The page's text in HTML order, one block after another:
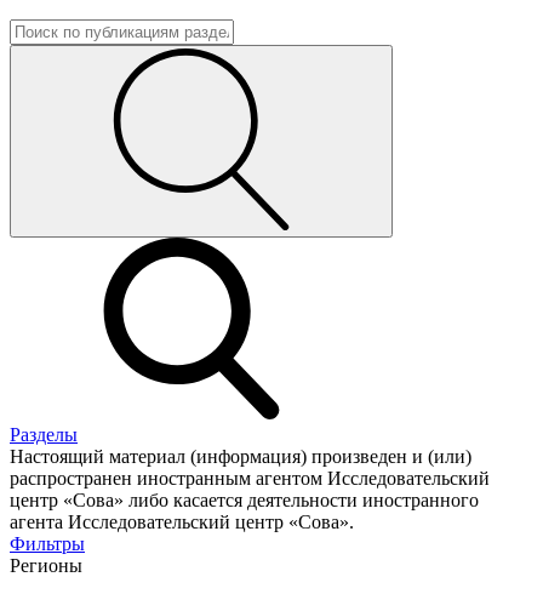
Разделы
Настоящий материал (информация) произведен и (или)
распространен иностранным агентом Исследовательский
центр «Сова» либо касается деятельности иностранного
агента Исследовательский центр «Сова».
Фильтры
Регионы